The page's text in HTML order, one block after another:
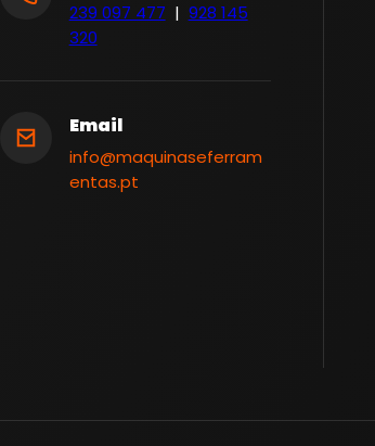
239 097 477 | 928 145
320
Email
info@maquinaseferram
entas.pt